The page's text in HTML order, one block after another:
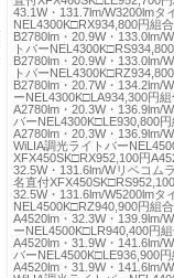
43.1W・131.7lm/W3200lmタ
NEL4300K□RX934,800円組
B2780lm・20.9W・133.0lm/
トバー
B2780lm・20.9W・133.0lm/
トバー
B2780lm・20.7W・134.2lm/
ーNEL4300K□LA934,300円
A2780lm・20.3W・136.9lm/
バーNEL4300K□LE930,800
A2780lm・20.3W・136.9lm/
WiLIA調光ライトバー
XFX450SK□RX952,100円
32.5W・131.6lm/Wリベコム
名直付
32.5W・131.6lm/W5200lmタ
NEL4500K□RZ940,900円組
A4520lm・32.3W・139.9lm/
ーNEL4500K□LR940,400円
A4520lm・31.9W・141.6lm/
バーNEL4500K□LE936,900
A4520lm・31.9W・141.6lm/